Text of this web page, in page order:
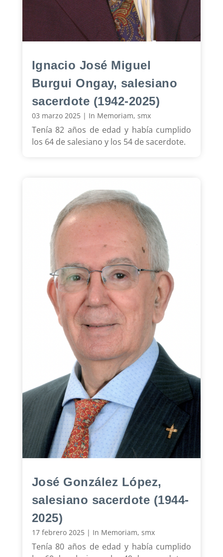
Ignacio José Miguel
Burgui Ongay, salesiano
sacerdote (1942-2025)
03 marzo 2025| In Memoriam, smx
Tenía 82 años de edad y había cumplido
los 64 de salesiano y los 54 de sacerdote.
José González López,
salesiano sacerdote (1944-
2025)
17 febrero 2025| In Memoriam, smx
Tenía 80 años de edad y había cumplido